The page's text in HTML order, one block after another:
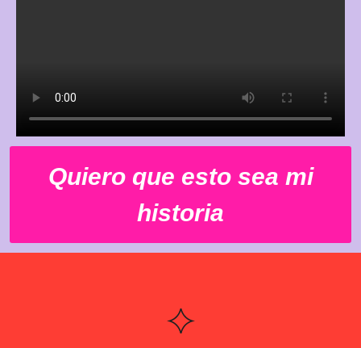
Quiero que esto sea mi
historia